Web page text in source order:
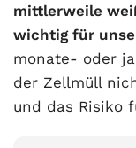
mittlerweile
wichtig für
monate- oder
der Zellmüll
und das Risiko